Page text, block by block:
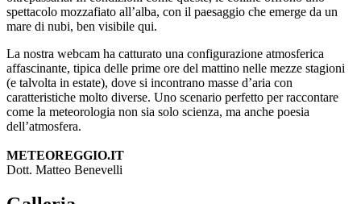
spettacolo mozzafiato all’alba, con il paesaggio che emerge da un
mare di nubi, ben visibile qui.
La nostra webcam ha catturato una configurazione atmosferica
affascinante, tipica delle prime ore del mattino nelle mezze stagioni
(e talvolta in estate), dove si incontrano masse d’aria con
caratteristiche molto diverse. Uno scenario perfetto per raccontare
come la meteorologia non sia solo scienza, ma anche poesia
dell’atmosfera.
METEOREGGIO.IT
Dott. Matteo Benevelli